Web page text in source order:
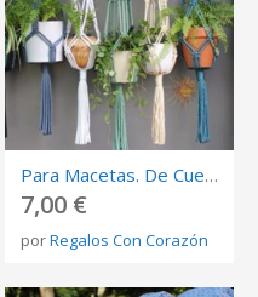
Para Macetas. De Cuerda
7,00 €
porRegalos Con Corazón